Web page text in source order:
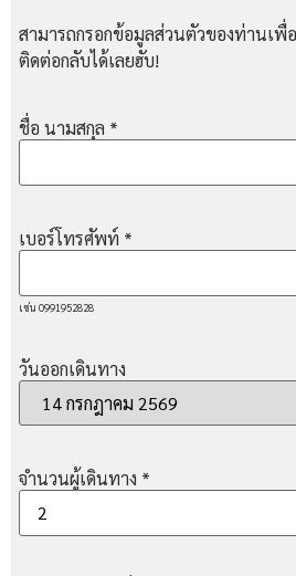
สามารถกรอกข้อมูลส่วนตัวของท่านเพื่
ติดต่อกลับได้เลยฮับ!
ชื่อ นามสกุล *
เบอร์โทรศัพท์ *
เช่น 0991952828
วันออกเดินทาง
จำนวนผู้เดินทาง *